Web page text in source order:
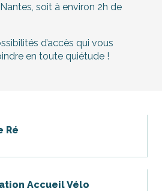
soit à environ 2h de
d’accès qui vous
en toute quiétude !
Ré
Accueil Vélo